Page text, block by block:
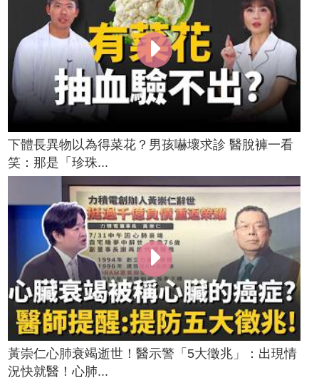
下體長異物以為得菜花？男孩嚇壞求診 醫脫褲一看
笑：那是「珍珠...
黃崇仁心肺衰竭逝世！醫示警「5大徵兆」：出現情
況快就醫！心肺...